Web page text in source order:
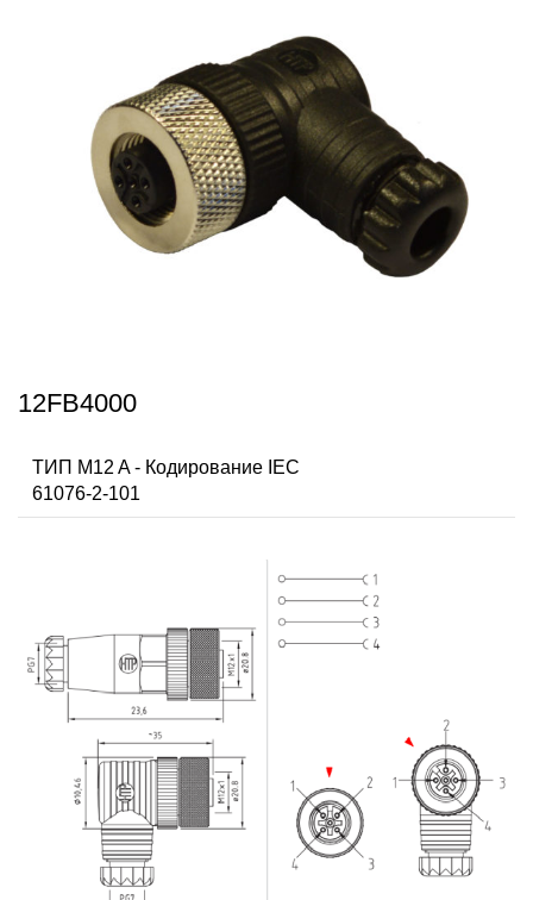
12FB4000
ТИП M12 A - Кодирование IEC
61076-2-101